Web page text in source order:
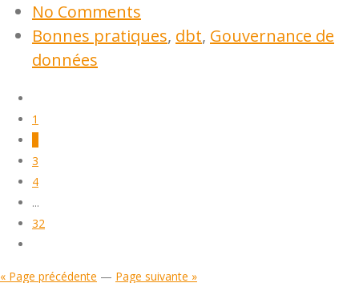
No Comments
Bonnes pratiques, dbt, Gouvernance de
données
1
3
4
...
32
« Page précédente — Page suivante »